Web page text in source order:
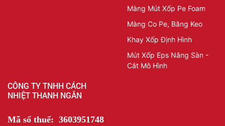
Màng Mút Xốp Pe Foam
Màng Co Pe, Băng Keo
Khay Xốp Định Hình
Mút Xốp Eps Nâng Sàn -
Cắt Mô Hình
CÔNG TY TNHH CÁCH
NHIỆT THANH NGÂN
Mã số thuế: 3603951748